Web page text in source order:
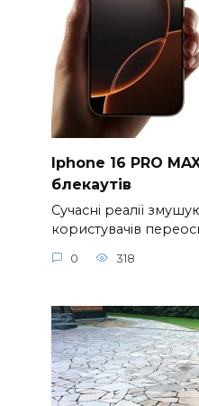
Iphone 16 PRO
блекаутів
Сучасні реалії
користувачів
0 318